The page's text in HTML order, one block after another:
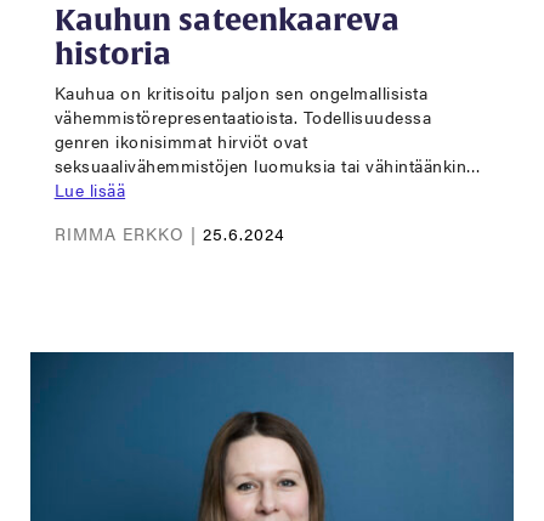
Kauhun sateenkaareva
historia
Kauhua on kritisoitu paljon sen ongelmallisista
vähemmistörepresentaatioista. Todellisuudessa
genren ikonisimmat hirviöt ovat
seksuaalivähemmistöjen luomuksia tai vähintäänkin…
Lue lisää
RIMMA ERKKO | 25.6.2024